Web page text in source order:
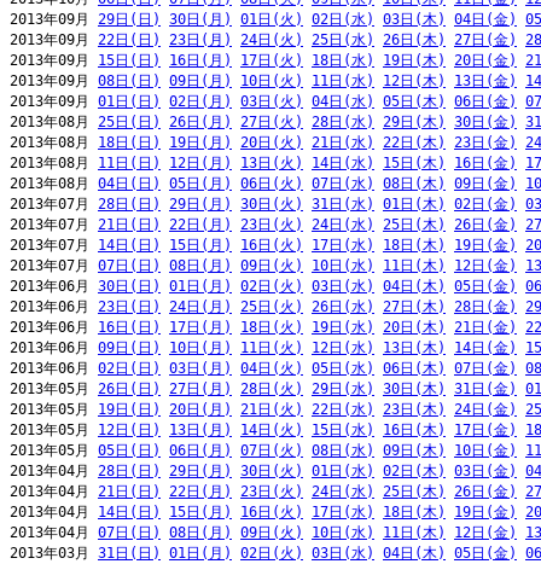
2013年09月 29日(日) 30日(月) 01日(火) 02日(水) 03日(木) 04日(金)
2013年09月 22日(日) 23日(月) 24日(火) 25日(水) 26日(木) 27日(金)
2013年09月 15日(日) 16日(月) 17日(火) 18日(水) 19日(木) 20日(金)
2013年09月 08日(日) 09日(月) 10日(火) 11日(水) 12日(木) 13日(金)
2013年09月 01日(日) 02日(月) 03日(火) 04日(水) 05日(木) 06日(金)
2013年08月 25日(日) 26日(月) 27日(火) 28日(水) 29日(木) 30日(金)
2013年08月 18日(日) 19日(月) 20日(火) 21日(水) 22日(木) 23日(金)
2013年08月 11日(日) 12日(月) 13日(火) 14日(水) 15日(木) 16日(金)
2013年08月 04日(日) 05日(月) 06日(火) 07日(水) 08日(木) 09日(金)
2013年07月 28日(日) 29日(月) 30日(火) 31日(水) 01日(木) 02日(金)
2013年07月 21日(日) 22日(月) 23日(火) 24日(水) 25日(木) 26日(金)
2013年07月 14日(日) 15日(月) 16日(火) 17日(水) 18日(木) 19日(金)
2013年07月 07日(日) 08日(月) 09日(火) 10日(水) 11日(木) 12日(金)
2013年06月 30日(日) 01日(月) 02日(火) 03日(水) 04日(木) 05日(金)
2013年06月 23日(日) 24日(月) 25日(火) 26日(水) 27日(木) 28日(金)
2013年06月 16日(日) 17日(月) 18日(火) 19日(水) 20日(木) 21日(金)
2013年06月 09日(日) 10日(月) 11日(火) 12日(水) 13日(木) 14日(金)
2013年06月 02日(日) 03日(月) 04日(火) 05日(水) 06日(木) 07日(金)
2013年05月 26日(日) 27日(月) 28日(火) 29日(水) 30日(木) 31日(金)
2013年05月 19日(日) 20日(月) 21日(火) 22日(水) 23日(木) 24日(金)
2013年05月 12日(日) 13日(月) 14日(火) 15日(水) 16日(木) 17日(金)
2013年05月 05日(日) 06日(月) 07日(火) 08日(水) 09日(木) 10日(金)
2013年04月 28日(日) 29日(月) 30日(火) 01日(水) 02日(木) 03日(金)
2013年04月 21日(日) 22日(月) 23日(火) 24日(水) 25日(木) 26日(金)
2013年04月 14日(日) 15日(月) 16日(火) 17日(水) 18日(木) 19日(金)
2013年04月 07日(日) 08日(月) 09日(火) 10日(水) 11日(木) 12日(金)
2013年03月 31日(日) 01日(月) 02日(火) 03日(水) 04日(木) 05日(金)